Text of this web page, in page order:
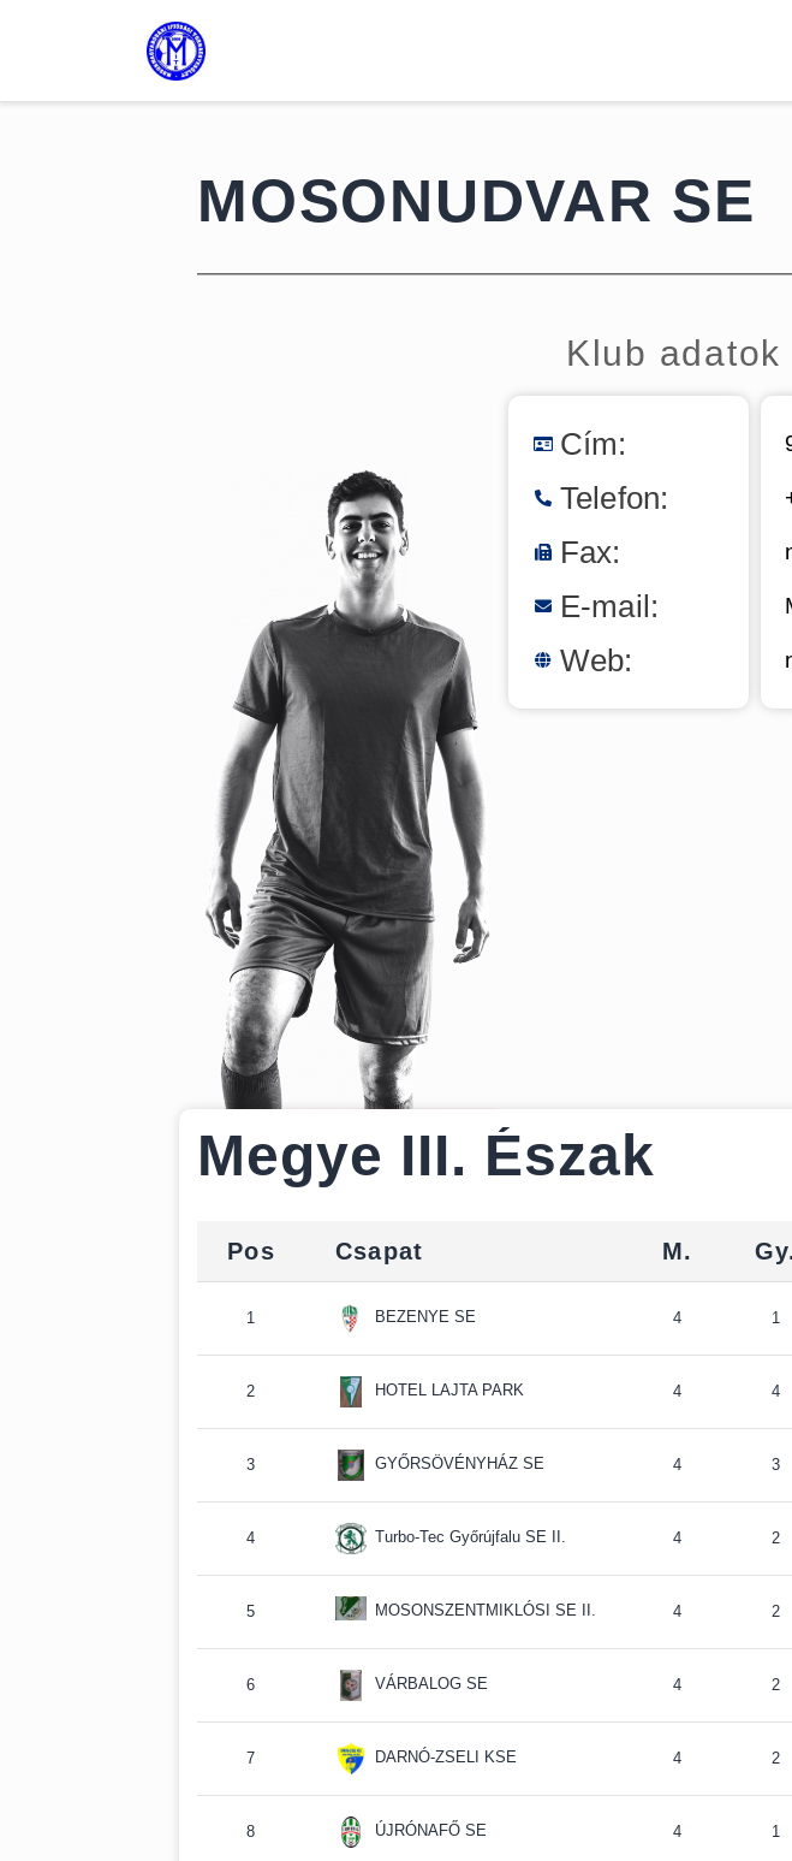
Csapatok
Galéria
Kapcsolat
MOSONUDVAR SE
Klub adatok
Cím:
Telefon:
Fax:
E-mail:
Web:
Megye III. Észak
Pos Csapat M.
1 BEZENYE SE 4 1
2 HOTEL LAJTA PARK 4 4
3 GYŐRSÖVÉNYHÁZ SE 4 3
4 Turbo-Tec Győrújfalu SE II. 4 2
5 MOSONSZENTMIKLÓSI SE II. 4 2
6 VÁRBALOG SE 4 2
7 DARNÓ-ZSELI KSE 4 2
8 ÚJRÓNAFŐ SE 4 1